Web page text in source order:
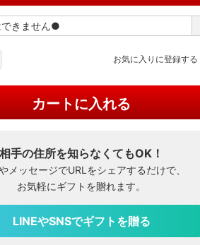
お気に入りに登録する
カートに入れる
相手の住所を知らなくてもOK！
メッセージでURLをシェアするだけで、
お気軽にギフトを贈れます。